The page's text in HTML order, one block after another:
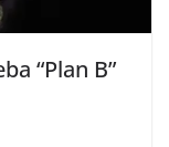
“Plan B”